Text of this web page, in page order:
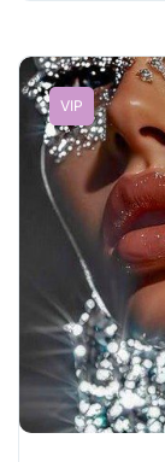
VIP